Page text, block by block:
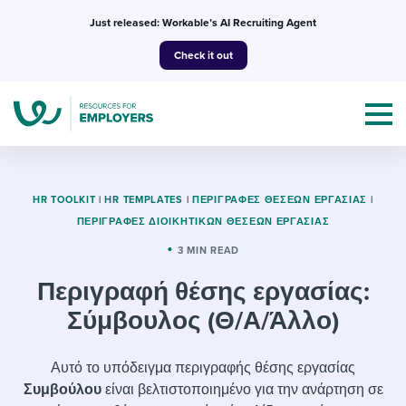
Just released: Workable’s AI Recruiting Agent
Check it out
Topics
Mobilizing AI in my work
Templates & Guides
I WANT...
I’m a jobseeker
Attend webinars & events
HR TOOLKIT | HR TEMPLATES | ΠΕΡΙΓΡΑΦΈΣ ΘΈΣΕΩΝ ΕΡΓΑΣΊΑΣ |
ΠΕΡΙΓΡΑΦΈΣ ΔΙΟΙΚΗΤΙΚΏΝ ΘΈΣΕΩΝ ΕΡΓΑΣΊΑΣ
3 MIN READ
Περιγραφή θέσης εργασίας:
Σύμβουλος (Θ/Α/Άλλο)
Αυτό το υπόδειγμα περιγραφής θέσης εργασίας
Συμβούλουείναι βελτιστοποιημένο για την ανάρτηση σε